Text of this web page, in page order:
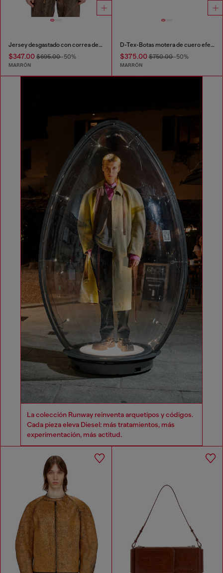
Jersey desgastado con correa de cuello estilo biker
$347.00 $695.00-50%
MARRÓN
D-Tex-Botas motera de cuero efecto craquelado
$375.00$750.00-50%
MARRÓN
La colección Runway reinventa arquetipos y códigos.
Cada pieza eleva Diesel: más tratamientos, más
experimentación, más actitud.